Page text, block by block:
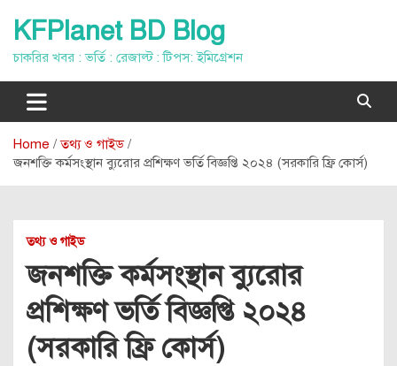
content
KFPlanet BD Blog
চাকরির খবর : ভর্তি : রেজাল্ট : টিপস: ইমিগ্রেশন
Home
তথ্য ও গাইড
জনশক্তি কর্মসংস্থান ব্যুরোর প্রশিক্ষণ ভর্তি বিজ্ঞপ্তি ২০২৪ (সরকারি ফ্রি কোর্স)
তথ্য ও গাইড
জনশক্তি কর্মসংস্থান ব্যুরোর
প্রশিক্ষণ ভর্তি বিজ্ঞপ্তি ২০২৪
(সরকারি ফ্রি কোর্স)